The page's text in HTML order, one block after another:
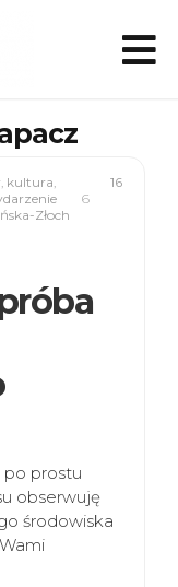
16
, kultura,
6
Złoch
prostu
obserwuję
środowiska